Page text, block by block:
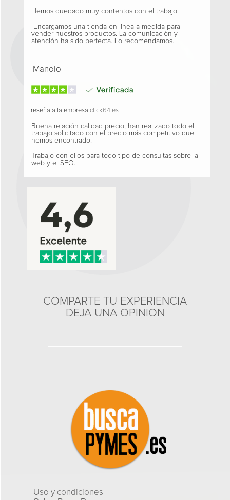
Hemos quedado muy contentos con el trabajo.
Encargamos una tienda en linea a medida para
vender nuestros productos. La comunicación y
atención ha sido perfecta. Lo recomendamos.
Manolo
reseña a la empresa click64.es
Buena relación calidad precio, han realizado todo el
trabajo solicitado con el precio más competitivo que
hemos encontrado.
Trabajo con ellos para todo tipo de consultas sobre la
web y el SEO.
COMPARTE TU EXPERIENCIA
DEJA UNA OPINION
Uso y condiciones